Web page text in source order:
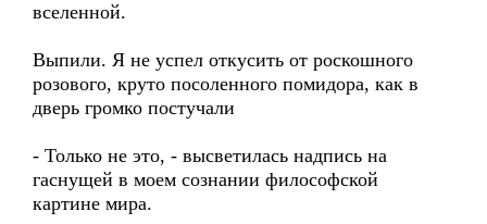
вселенной.
Выпили. Я не успел откусить от роскошного
розового, круто посоленного помидора, как в
дверь громко постучали
- Только не это, - высветилась надпись на
гаснущей в моем сознании философской
картине мира.